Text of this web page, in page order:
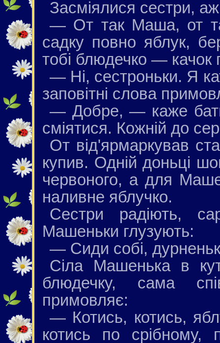
Засміялися сестри,
— От так Маша, от
садку повно яблук,
тобі блюдечко — качок
— Ні, сестроньки. Я
заповітні слова
— Добре, — каже
сміятися. Кожній до
От від'ярмаркував
купив. Одній доньці
червоного, а для
наливне яблучко.
Сестри радіють,
Машеньки глузують:
— Сиди собі,
Сіла Машенька в
блюдечку, сама
примовляє:
— Котись, котись,
котись по срібному,